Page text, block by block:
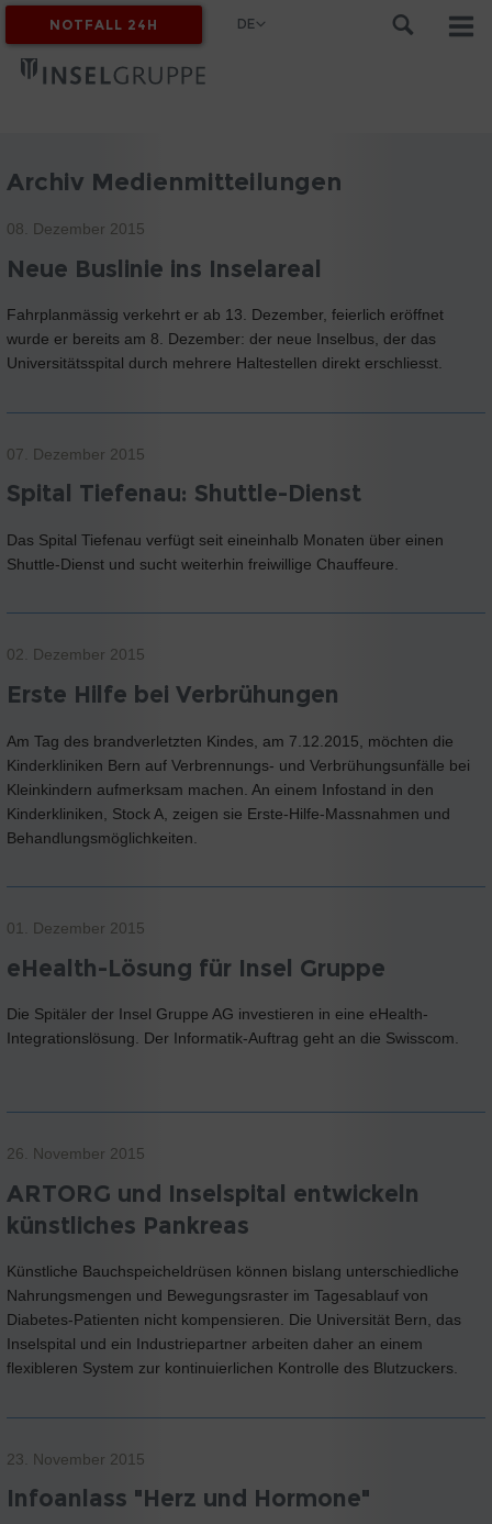
MYINSEL
NOTFALL 24H DE
Archiv Medienmitteilungen
08. Dezember 2015
Neue Buslinie ins Inselareal
Fahrplanmässig verkehrt er ab 13. Dezember, feierlich eröffnet
wurde er bereits am 8. Dezember: der neue Inselbus, der das
Universitätsspital durch mehrere Haltestellen direkt erschliesst.
07. Dezember 2015
Spital Tiefenau: Shuttle-Dienst
Das Spital Tiefenau verfügt seit eineinhalb Monaten über einen
Shuttle-Dienst und sucht weiterhin freiwillige Chauffeure.
02. Dezember 2015
Erste Hilfe bei Verbrühungen
Am Tag des brandverletzten Kindes, am 7.12.2015, möchten die
Kinderkliniken Bern auf Verbrennungs- und Verbrühungsunfälle bei
Kleinkindern aufmerksam machen. An einem Infostand in den
Kinderkliniken, Stock A, zeigen sie Erste-Hilfe-Massnahmen und
Behandlungsmöglichkeiten.
01. Dezember 2015
eHealth-Lösung für Insel Gruppe
Die Spitäler der Insel Gruppe AG investieren in eine eHealth-
Integrationslösung. Der Informatik-Auftrag geht an die Swisscom.
26. November 2015
ARTORG und Inselspital entwickeln
künstliches Pankreas
Künstliche Bauchspeicheldrüsen können bislang unterschiedliche
Nahrungsmengen und Bewegungsraster im Tagesablauf von
Diabetes-Patienten nicht kompensieren. Die Universität Bern, das
Inselspital und ein Industriepartner arbeiten daher an einem
flexibleren System zur kontinuierlichen Kontrolle des Blutzuckers.
23. November 2015
Infoanlass "Herz und Hormone"